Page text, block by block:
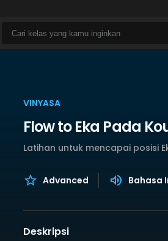
VINYASA
Flow to Eka Pada
Latihan untuk mencapai posisi
Advanced Bahasa
Deskripsi